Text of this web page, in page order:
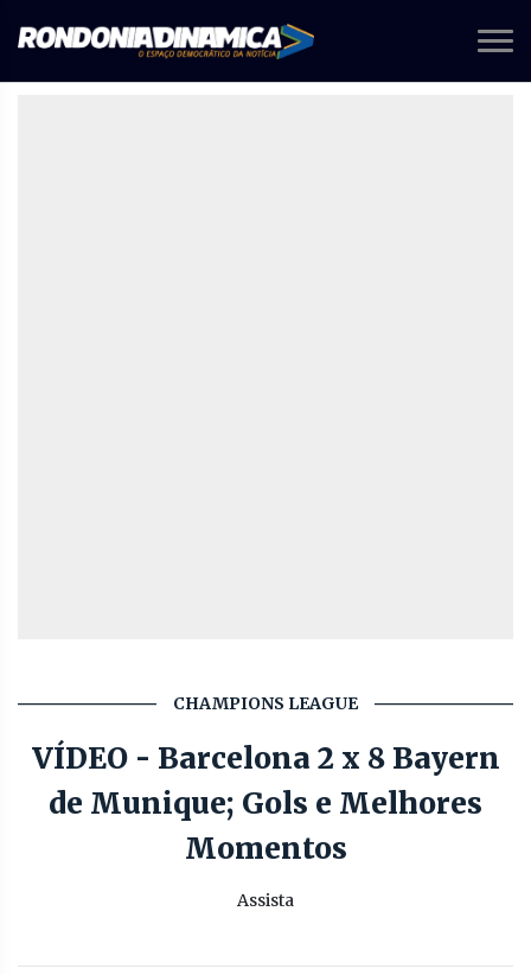
CHAMPIONS LEAGUE
VÍDEO - Barcelona 2 x 8 Bayern
de Munique; Gols e Melhores
Momentos
Assista